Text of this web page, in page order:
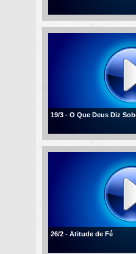
19/3 - O Que Deus Diz
26/2 - Atitude de Fé